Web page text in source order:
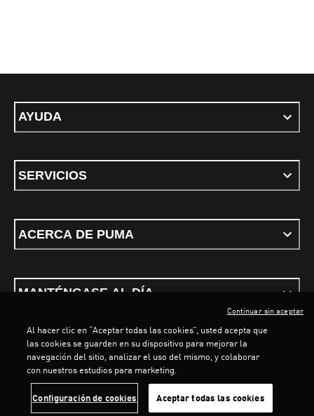
LOADING...
AYUDA
SERVICIOS
ACERCA DE PUMA
MANTÉNGASE AL DÍA
Términos y CondicionesPolítica de privacidad
PUMA, 2026. Todos los derechos reservados
Al hacer clic en “Aceptar todas las cookies”, usted acepta que
las cookies se guarden en su dispositivo para mejorar la
navegación del sitio, analizar el uso del mismo, y colaborar
con nuestros estudios para marketing.
Configuración de cookies Aceptar todas las cookies
Continuar sin aceptar